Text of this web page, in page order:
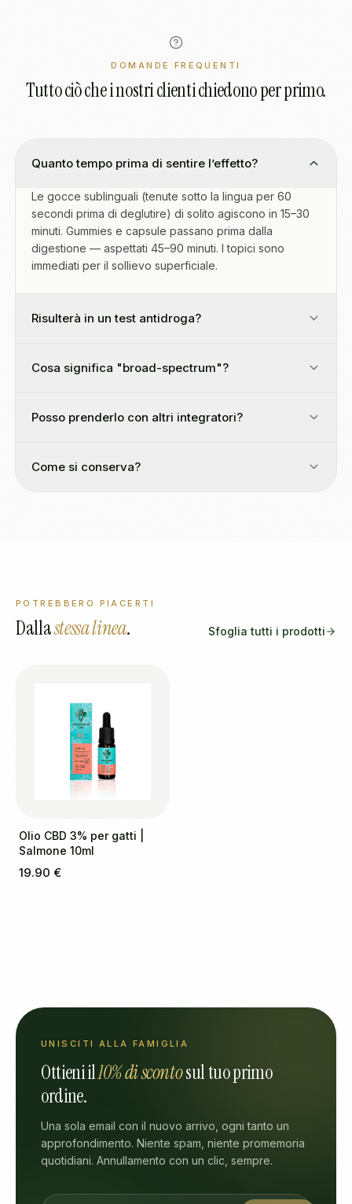
DOMANDE FREQUENTI
Tutto ciò che i nostri clienti chiedono per primo.
Quanto tempo prima di sentire l’effetto?
Le gocce sublinguali (tenute sotto la lingua per 60
secondi prima di deglutire) di solito agiscono in 15–30
minuti. Gummies e capsule passano prima dalla
digestione — aspettati 45–90 minuti. I topici sono
immediati per il sollievo superficiale.
Risulterà in un test antidroga?
Cosa significa "broad-spectrum"?
Posso prenderlo con altri integratori?
Come si conserva?
POTREBBERO PIACERTI
Dallastessa linea. Sfoglia tutti i prodotti
Olio CBD 3% per gatti |
Salmone 10ml
19.90 €
UNISCITI ALLA FAMIGLIA
Ottieni il10% di scontosul tuo primo
ordine.
Una sola email con il nuovo arrivo, ogni tanto un
approfondimento. Niente spam, niente promemoria
quotidiani. Annullamento con un clic, sempre.